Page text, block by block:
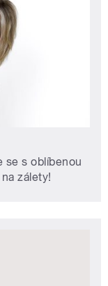
se s oblíbenou
zálety!